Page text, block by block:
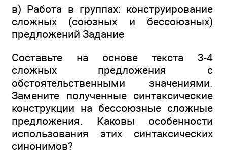
в) Работа в группах: конструирование
сложных (союзных и бессоюзных)
предложений Задание
Составьте на основе текста 3-4
сложных предложения с
обстоятельственными значениями.
Замените полученные синтаксические
конструкции на бессоюзные сложные
предложения. Каковы особенности
использования этих синтаксических
синонимов?